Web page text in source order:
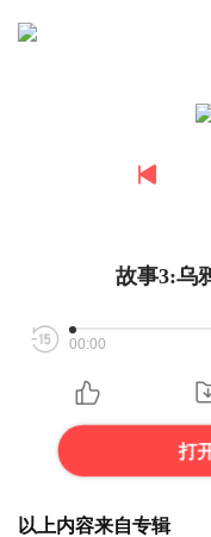
故事3:乌
00:00
打
以上内容来自专辑